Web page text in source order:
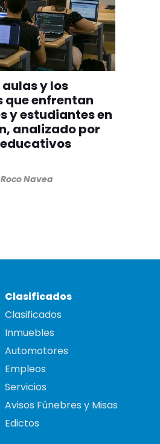
aulas y los
que enfrentan
y estudiantes en
analizado por
Navea
Clasificados
Clasificados
Inmuebles
Automotores
Empleos
Servicios
Avisos Fúnebres y Misas
Edictos